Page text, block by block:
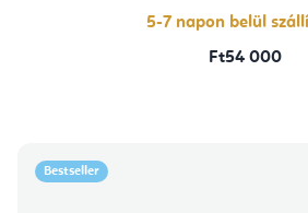
5-7 napon belül
Ft54 000
Bestseller